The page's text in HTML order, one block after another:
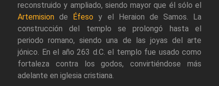
reconstruido y ampliado, siendo mayor que él sólo el
Artemision de Éfeso y el Heraion de Samos. La
construcción del templo se prolongó hasta el
periodo romano, siendo una de las joyas del arte
jónico. En el año 263 d.C. el templo fue usado como
fortaleza contra los godos, convirtiéndose más
adelante en iglesia cristiana.